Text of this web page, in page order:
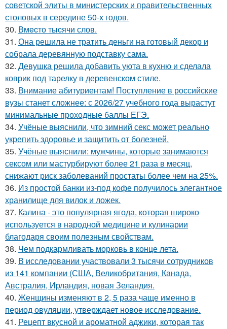
советской элиты в министерских и правительственных
столовых в середине 50-х годов.
30. Вмecто тыcячи слов.
31. Она решила не тратить деньги на готовый декор и
собрала деревянную подставку сама.
32. Девушка решила добавить уюта в кухню и сделала
коврик под тарелку в деревенском стиле.
33. Внимание абитуриентам! Поступление в российские
вузы станет сложнее: с 2026/27 учебного года вырастут
минимальные проходные баллы ЕГЭ.
34. Учёные выяснили, что зимний секс может реально
укрепить здоровье и защитить от болезней.
35. Учёные выяснили: мужчины, которые занимаются
сексом или мастурбируют более 21 раза в месяц,
снижают риск заболеваний простаты более чем на 25%.
36. Из простой банки из-под кофе получилось элегантное
хранилище для вилок и ложек.
37. Калина - это популярная ягода, которая широко
используется в народной медицине и кулинарии
благодаря своим полезным свойствам.
38. Чем подкармливать морковь в конце лета.
39. В исследовании участвовали 3 тысячи сотрудников
из 141 компании (США, Великобритания, Канада,
Австралия, Ирландия, новая Зеландия.
40. Женщины изменяют в 2, 5 раза чаще именно в
период овуляции, утверждает новое исследование.
41. Рецепт вкусной и ароматной аджики, которая так